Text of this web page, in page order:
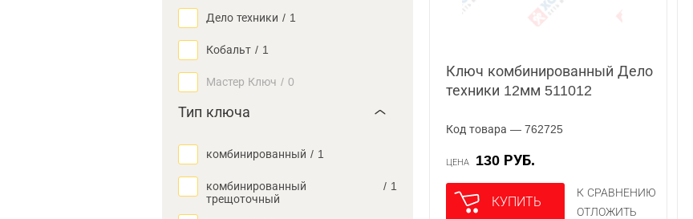
Дело техники / 1
Кобальт / 1
Мастер Ключ / 0
Тип ключа
комбинированный / 1
комбинированный
трещоточный
/ 1
Ключ комбинированный Дело
техники 12мм 511012
Код товара — 762725
ЦЕНА 130 РУБ.
КУПИТЬ
К СРАВНЕНИЮ
ОТЛОЖИТЬ